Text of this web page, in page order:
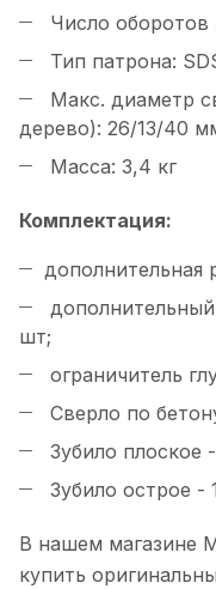
Число оборотов
Тип патрона:
Макс. диаметр
дерево): 26/13/40
Масса: 3,4 кг
Комплектация:
дополнительная
шт;
ограничитель
Сверло по
Зубило плоское
Зубило острое -
В нашем магазине
купить